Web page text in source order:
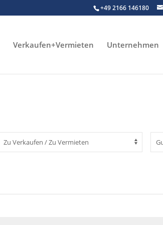
+49 2166 146180
Verkaufen+Vermieten Unternehmen